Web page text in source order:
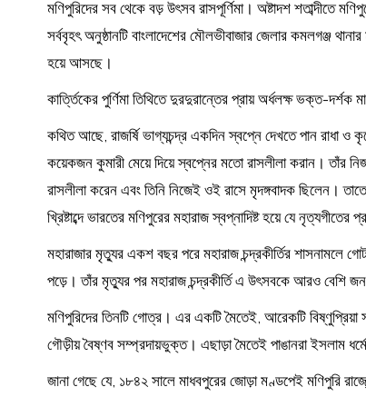
মণিপুরিদের সব থেকে বড় উৎসব রাসপূর্ণিমা। অষ্টাদশ শতাব্দীতে
সর্ববৃহৎ অনুষ্ঠানটি বাংলাদেশের মৌলভীবাজার জেলার কমলগঞ্জ
হয়ে আসছে।
কার্ত্তিকের পুর্ণিমা তিথিতে দুরদুরান্তের প্রায় অর্ধলক্ষ ভক্ত-
কথিত আছে, রাজর্ষি ভাগ্যচন্দ্র একদিন স্বপ্নে দেখতে পান রাধা
কয়েকজন কুমারী মেয়ে দিয়ে স্বপ্নের মতো রাসলীলা করান। তাঁর নিজ
রাসলীলা করেন এবং তিনি নিজেই ওই রাসে মৃদঙ্গবাদক ছিলেন।
খ্রিষ্টাব্দে ভারতের মণিপুরের মহারাজ স্বপ্নাদিষ্ট হয়ে যে
মহারাজার মৃত্যুর একশ বছর পরে মহারাজ চন্দ্রকীর্তির শাসনামলে
পড়ে। তাঁর মৃত্যুর পর মহারাজ চন্দ্রকীর্তি এ উৎসবকে আরও বেশি
মণিপুরিদের তিনটি গোত্র। এর একটি মৈতেই, আরেকটি বিষ্ণুপ্রিয়া
গৌড়ীয় বৈষ্ণব সম্প্রদায়ভুক্ত। এছাড়া মৈতেই পাঙানরা ইসলাম ধর্মে
জানা গেছে যে, ১৮৪২ সালে মাধবপুরের জোড়া মণ্ডপেই মণিপুরি